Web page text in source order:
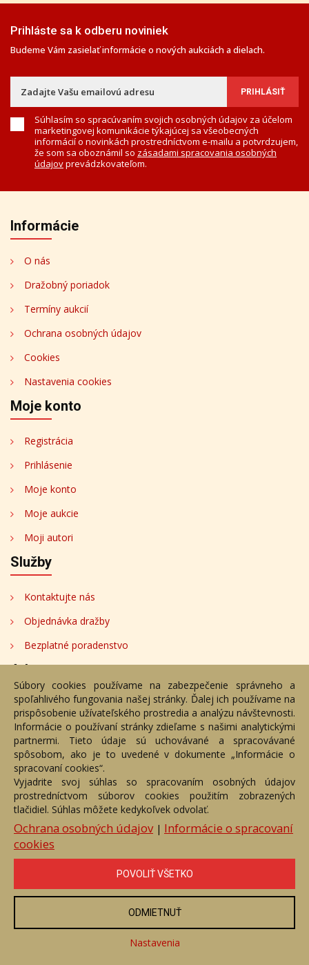
Prihláste sa k odberu noviniek
Budeme Vám zasielať informácie o nových aukciách a dielach.
Súhlasím so spracúvaním svojich osobných údajov za účelom
marketingovej komunikácie týkajúcej sa všeobecných
informácií o novinkách prostredníctvom e-mailu a potvrdzujem,
že som sa oboznámil so zásadami spracovania osobných
údajovprevádzkovateľom.
Informácie
O nás
Dražobný poriadok
Termíny aukcií
Ochrana osobných údajov
Cookies
Nastavenia cookies
Moje konto
Registrácia
Prihlásenie
Moje konto
Moje aukcie
Moji autori
Služby
Kontaktujte nás
Objednávka dražby
Bezplatné poradenstvo
Adresa
Nižný Hrušov 333, 094 22, Slovenská republika
+421 905 356 921
+421 905 959 101
dartesro@dartesro.sk
Hlavná stránka Aukčný katalóg
Objednávka dražby
Termíny aukcií
Online Aukcia
DARTE AUKČNÁ SPOLOČNOSŤ s.r.o. © 2007 - 2026
Akékoľvek používanie obrazových a textových súčastí tejto stránky je
podmienené výslovným súhlasom jej vlastníka. Všetky práva sú
vyhradené.
Súbory cookies používame na zabezpečenie správneho a
spoľahlivého fungovania našej stránky. Ďalej ich používame na
prispôsobenie užívateľského prostredia a analýzu návštevnosti.
Informácie o používaní stránky zdieľame s našimi analytickými
partnermi. Tieto údaje sú uchovávané a spracovávané
spôsobom, ako je to uvedené v dokumente „Informácie o
spracovaní cookies“.
Vyjadrite svoj súhlas so spracovaním osobných údajov
prostredníctvom súborov cookies použitím zobrazených
tlačidiel. Súhlas môžete kedykoľvek odvolať.
Ochrana osobných údajov| Informácie o spracovaní
cookies
POVOLIŤ VŠETKO
ODMIETNUŤ
Nastavenia